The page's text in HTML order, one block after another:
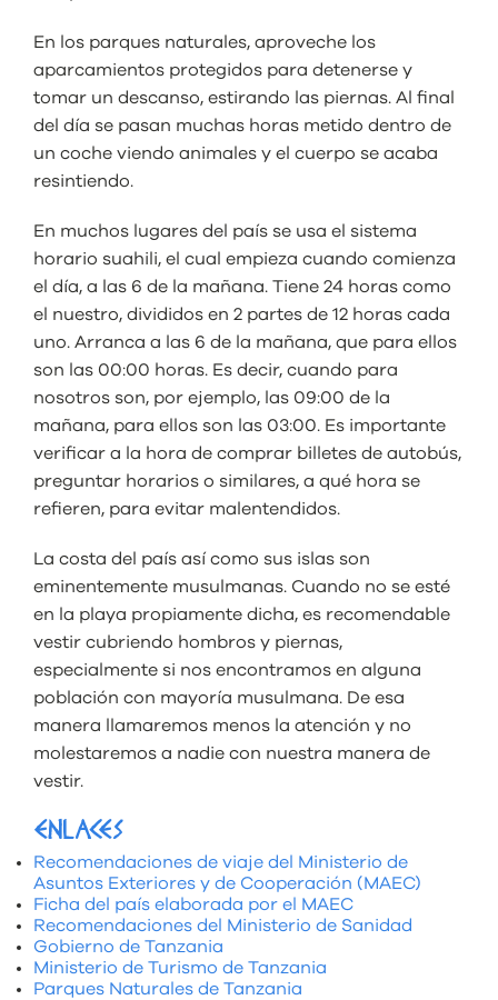
En los parques naturales, aproveche los
aparcamientos protegidos para detenerse y
tomar un descanso, estirando las piernas. Al final
del día se pasan muchas horas metido dentro de
un coche viendo animales y el cuerpo se acaba
resintiendo.
En muchos lugares del país se usa el sistema
horario suahili, el cual empieza cuando comienza
el día, a las 6 de la mañana. Tiene 24 horas como
el nuestro, divididos en 2 partes de 12 horas cada
uno. Arranca a las 6 de la mañana, que para ellos
son las 00:00 horas. Es decir, cuando para
nosotros son, por ejemplo, las 09:00 de la
mañana, para ellos son las 03:00. Es importante
verificar a la hora de comprar billetes de autobús,
preguntar horarios o similares, a qué hora se
refieren, para evitar malentendidos.
La costa del país así como sus islas son
eminentemente musulmanas. Cuando no se esté
en la playa propiamente dicha, es recomendable
vestir cubriendo hombros y piernas,
especialmente si nos encontramos en alguna
población con mayoría musulmana. De esa
manera llamaremos menos la atención y no
molestaremos a nadie con nuestra manera de
vestir.
ENLACES
Recomendaciones de viaje del Ministerio de
Asuntos Exteriores y de Cooperación (MAEC)
Ficha del país elaborada por el MAEC
Recomendaciones del Ministerio de Sanidad
Gobierno de Tanzania
Ministerio de Turismo de Tanzania
Parques Naturales de Tanzania